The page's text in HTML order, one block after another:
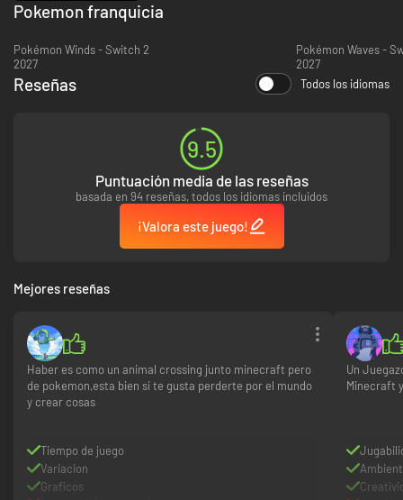
Pokemon franquicia
Pokémon Winds - Switch 2
2027
Pokémon Waves -
2027
Reseñas Todos los idiomas
9.5
Puntuación media de las reseñas
basada en 94 reseñas, todos los idiomas incluidos
¡Valora este juego!
Mejores reseñas
Haber es como un animal crossing junto minecraft pero
de pokemon,esta bien si te gusta perderte por el mundo
y crear cosas
Tiempo de juego
Variacion
Graficos
Un
Minecraft